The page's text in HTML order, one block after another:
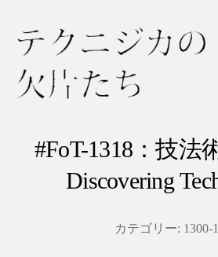
ニ#FoT-1318：技法
Discovering
カテゴリー: 1300-